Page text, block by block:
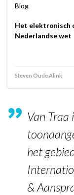
Blog
Het elektronisch
Nederlandse wet
Steven Oude Alink
Van Traa
het
&